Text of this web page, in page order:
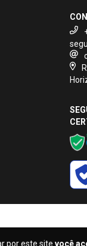
por este site você